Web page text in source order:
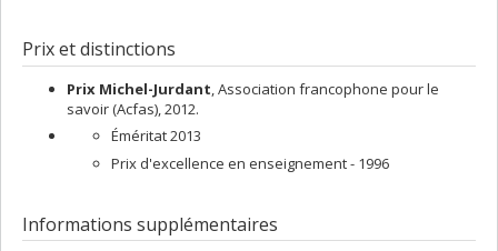
climatiques
Programmes de subvention :
Prix et distinctions
Prix Michel-Jurdant, Association francophone pour le
savoir (Acfas), 2012.
Éméritat 2013
Prix d'excellence en enseignement - 1996
Informations supplémentaires